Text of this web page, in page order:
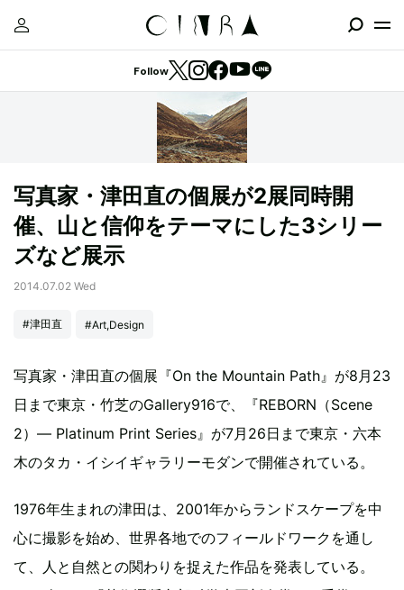
Follow
写真家・津田直の個展が2展同時開
催、山と信仰をテーマにした3シリー
ズなど展示
2014.07.02 Wed
#津田直 #Art,Design
写真家・津田直の個展『On the Mountain Path』が8月23
日まで東京・竹芝のGallery916で、『REBORN（Scene
2）― Platinum Print Series』が7月26日まで東京・六本
木のタカ・イシイギャラリーモダンで開催されている。
1976年生まれの津田は、2001年からランドスケープを中
心に撮影を始め、世界各地でのフィールドワークを通し
て、人と自然との関わりを捉えた作品を発表している。